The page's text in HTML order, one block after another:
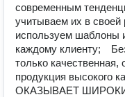
современным
учитываем их в
используем шаблоны
каждому клиенту;⠀
только качественная,
продукция
ОКАЗЫВАЕТ